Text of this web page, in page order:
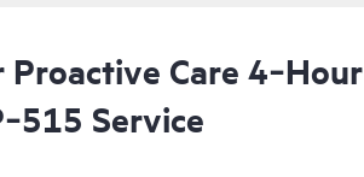
Proactive Care 4‑Hour
Service